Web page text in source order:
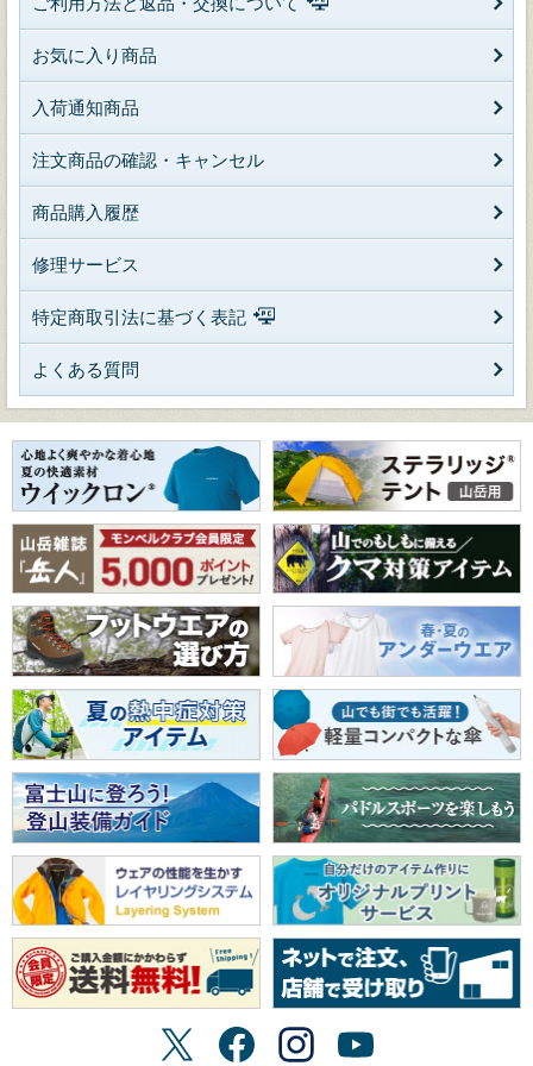
お気に入り商品
入荷通知商品
注文商品の確認・キャンセル
商品購入履歴
修理サービス
特定商取引法に基づく表記
よくある質問